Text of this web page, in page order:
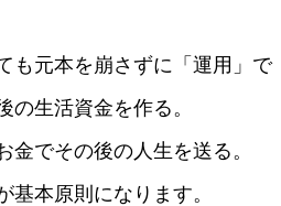
も元本を崩さずに「運用」で
の生活資金を作る。
金でその後の人生を送る。
基本原則になります。